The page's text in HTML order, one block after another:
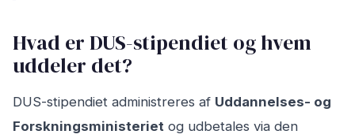
Hvad er DUS-stipendiet og hvem
uddeler det?
DUS-stipendiet administreres af Uddannelses- og
Forskningsministeriet og udbetales via den